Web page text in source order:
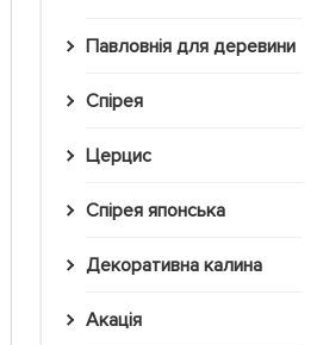
Павловнія для деревини
Спірея
Церцис
Спірея японська
Декоративна калина
Акація